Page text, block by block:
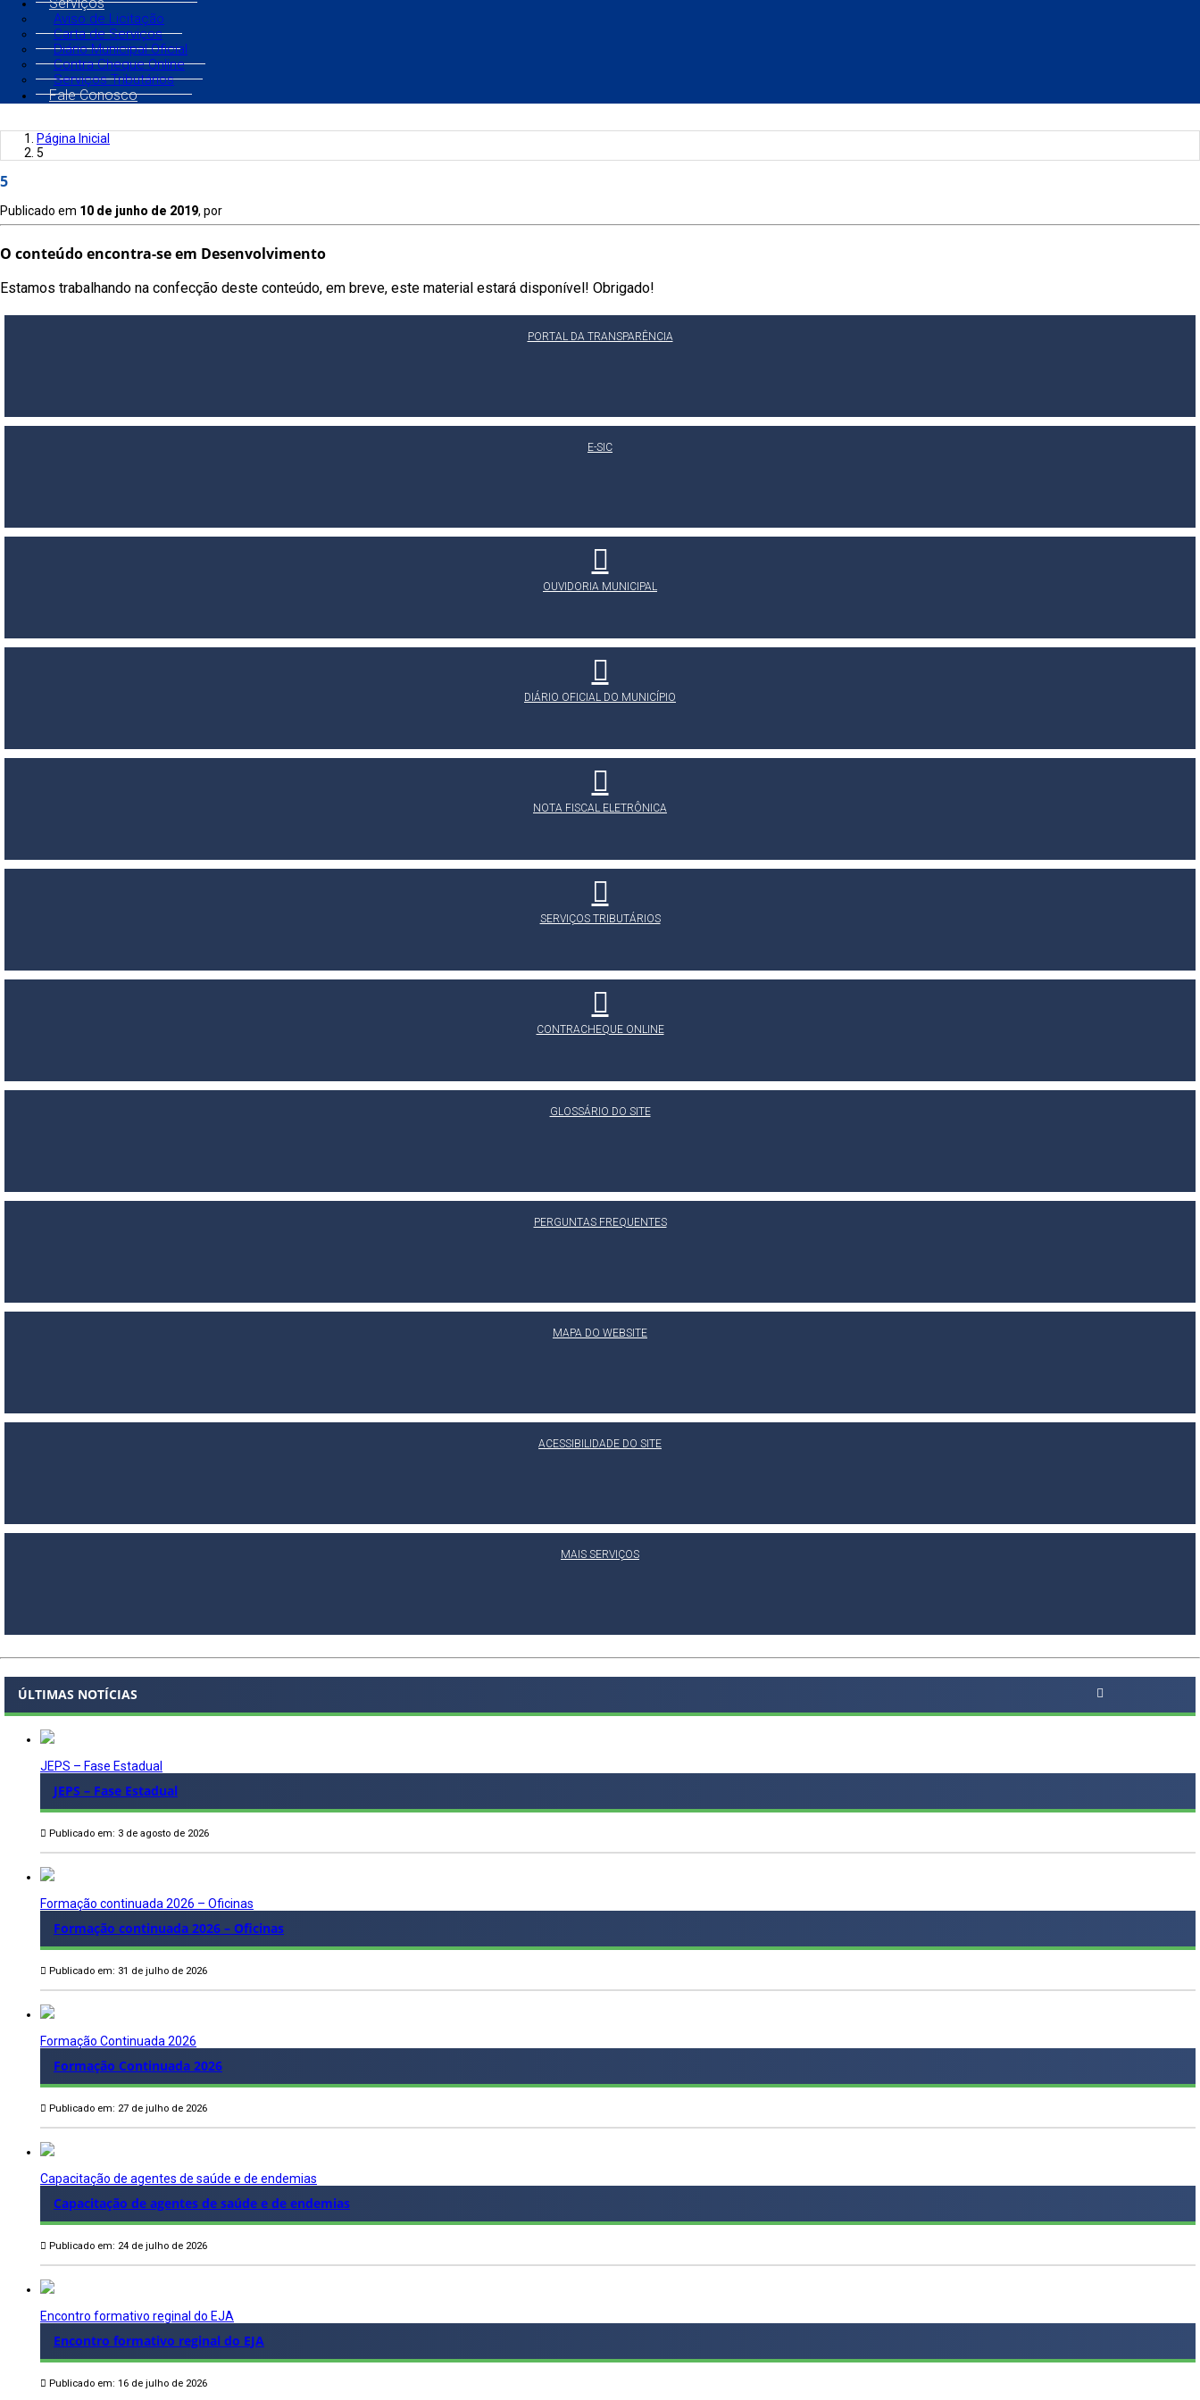
Aviso de Licitação
Carta de Serviços
Diário Municipal Oficial
Contra Cheque Online
Serviços Tributários
Fale Conosco
Página Inicial
5
5
Publicado em 10 de junho de 2019, por
O conteúdo encontra-se em Desenvolvimento
Estamos trabalhando na confecção deste conteúdo, em breve, este material estará disponível! Obrigado!
PORTAL DA TRANSPARÊNCIA
E-SIC
OUVIDORIA MUNICIPAL
DIÁRIO OFICIAL DO MUNICÍPIO
NOTA FISCAL ELETRÔNICA
SERVIÇOS TRIBUTÁRIOS
CONTRACHEQUE ONLINE
GLOSSÁRIO DO SITE
PERGUNTAS FREQUENTES
MAPA DO WEBSITE
ACESSIBILIDADE DO SITE
MAIS SERVIÇOS
ÚLTIMAS NOTÍCIAS
JEPS – Fase Estadual
JEPS – Fase Estadual
Publicado em: 3 de agosto de 2026
Formação continuada 2026 – Oficinas
Formação continuada 2026 – Oficinas
Publicado em: 31 de julho de 2026
Formação Continuada 2026
Formação Continuada 2026
Publicado em: 27 de julho de 2026
Capacitação de agentes de saúde e de endemias
Capacitação de agentes de saúde e de endemias
Publicado em: 24 de julho de 2026
Encontro formativo reginal do EJA
Encontro formativo reginal do EJA
Publicado em: 16 de julho de 2026